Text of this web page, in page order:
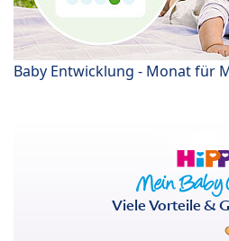
Baby Entwicklung - Monat für
Viele Vorteile &